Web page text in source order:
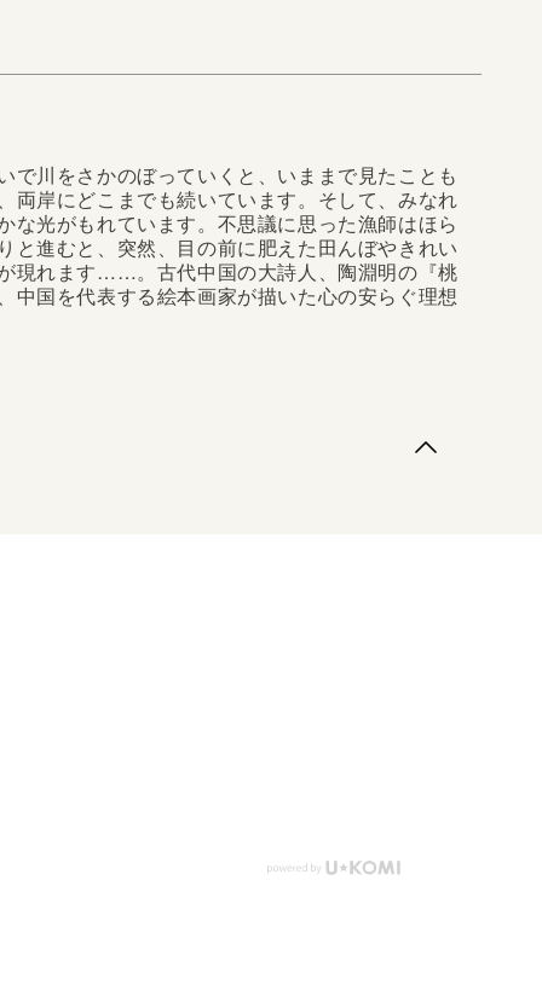
で川をさかのぼっていくと、いままで見たことも
両岸にどこまでも続いています。そして、みなれ
な光がもれています。不思議に思った漁師はほら
と進むと、突然、目の前に肥えた田んぼやきれい
現れます……。古代中国の大詩人、陶淵明の『桃
中国を代表する絵本画家が描いた心の安らぐ理想